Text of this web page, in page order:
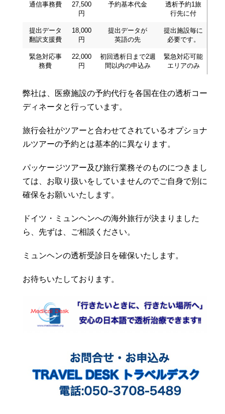
通信事務費
27,500
円
予約基本代金
透析予約1旅
行先に付
提出データ
翻訳支援費
18,000
円
提出データが
英語の先
提出施設毎に
必要です。
緊急対応事
務費
22,000
円
初回透析日まで2週
間以内の申込み
緊急対応可能
エリアのみ
弊社は、医療施設の予約代行を各国在住の透析コー
ディネータと行っています。
旅行会社がツアーと合わせてされているオプショナ
ルツアーの予約とは基本的に異なります。
パッケージツアー及び旅行業務そのものにつきまし
ては、お取り扱いをしていませんのでご自身で別に
確保をお願いいたします。
ドイツ・ミュンヘンへの海外旅行が決まりました
ら、先ずは、ご相談ください。
ミュンヘンの透析受診日を確保いたします。
お待ちいたしております。